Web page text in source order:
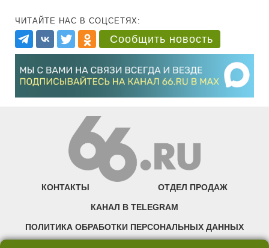
ЧИТАЙТЕ НАС В СОЦСЕТЯХ:
Сообщить новость
КОНТАКТЫ ОТДЕЛ ПРОДАЖ
КАНАЛ В TELEGRAM
ПОЛИТИКА ОБРАБОТКИ ПЕРСОНАЛЬНЫХ ДАННЫХ